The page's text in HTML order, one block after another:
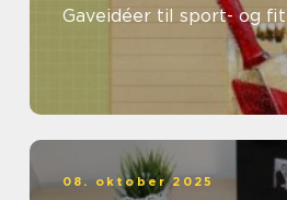
Gaveidéer til sport- og
08. oktober 2025